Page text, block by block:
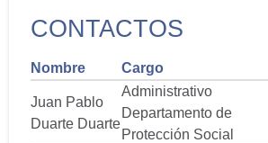
CONTACTOS
Nombre Cargo
Juan Pablo
Duarte Duarte
Administrativo
Departamento de
Protección Social